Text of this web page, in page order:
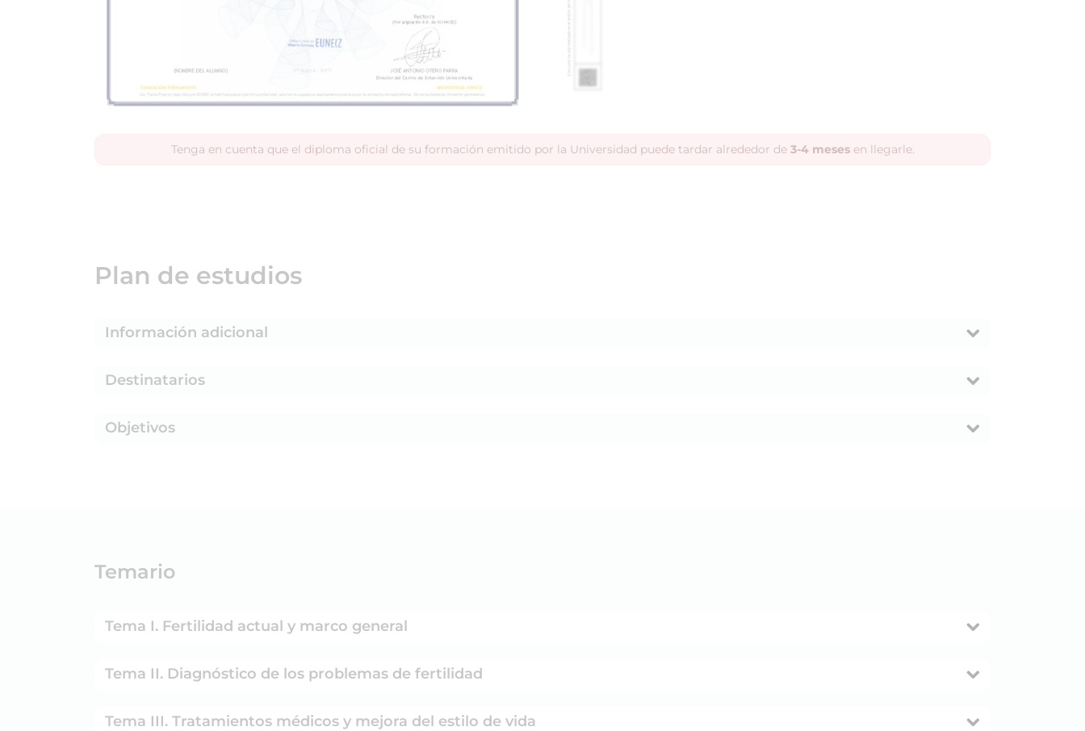
Tenga en cuenta que el diploma oficial de su formación emitido por la Universidad puede tardar alrededor de 3-4 mesesen llegarle.
Plan de estudios
Información adicional
Destinatarios
Objetivos
Temario
Tema I. Fertilidad actual y marco general
Tema II. Diagnóstico de los problemas de fertilidad
Tema III. Tratamientos médicos y mejora del estilo de vida